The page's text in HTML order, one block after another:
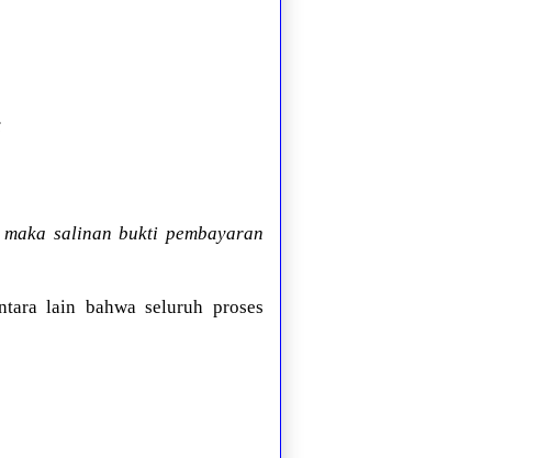
salinan bukti pembayaran
lain bahwa seluruh proses